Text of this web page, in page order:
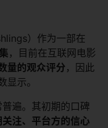
）作为一部在
，目前在互联网电影
量的观众评分 ，因此
示。
遍。其初期的口碑
注、平台方的信心